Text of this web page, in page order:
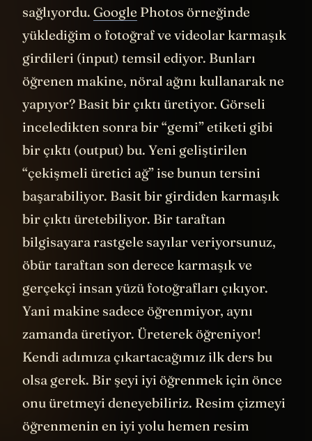
sağlıyordu. Google Photos örneğinde
yüklediğim o fotoğraf ve videolar karmaşık
girdileri (input) temsil ediyor. Bunları
öğrenen makine, nöral ağını kullanarak ne
yapıyor? Basit bir çıktı üretiyor. Görseli
inceledikten sonra bir “gemi” etiketi gibi
bir çıktı (output) bu. Yeni geliştirilen
“çekişmeli üretici ağ” ise bunun tersini
başarabiliyor. Basit bir girdiden karmaşık
bir çıktı üretebiliyor. Bir taraftan
bilgisayara rastgele sayılar veriyorsunuz,
öbür taraftan son derece karmaşık ve
gerçekçi insan yüzü fotoğrafları çıkıyor.
Yani makine sadece öğrenmiyor, aynı
zamanda üretiyor. Üreterek öğreniyor!
Kendi adımıza çıkartacağımız ilk ders bu
olsa gerek. Bir şeyi iyi öğrenmek için önce
onu üretmeyi deneyebiliriz. Resim çizmeyi
öğrenmenin en iyi yolu hemen resim